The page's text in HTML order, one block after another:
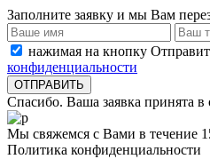
Заполните заявку и мы Вам
нажимая на кнопку
конфиденциальности
Спасибо. Ваша заявка принята в
Мы свяжемся с Вами в течение
Политика конфиденциальности